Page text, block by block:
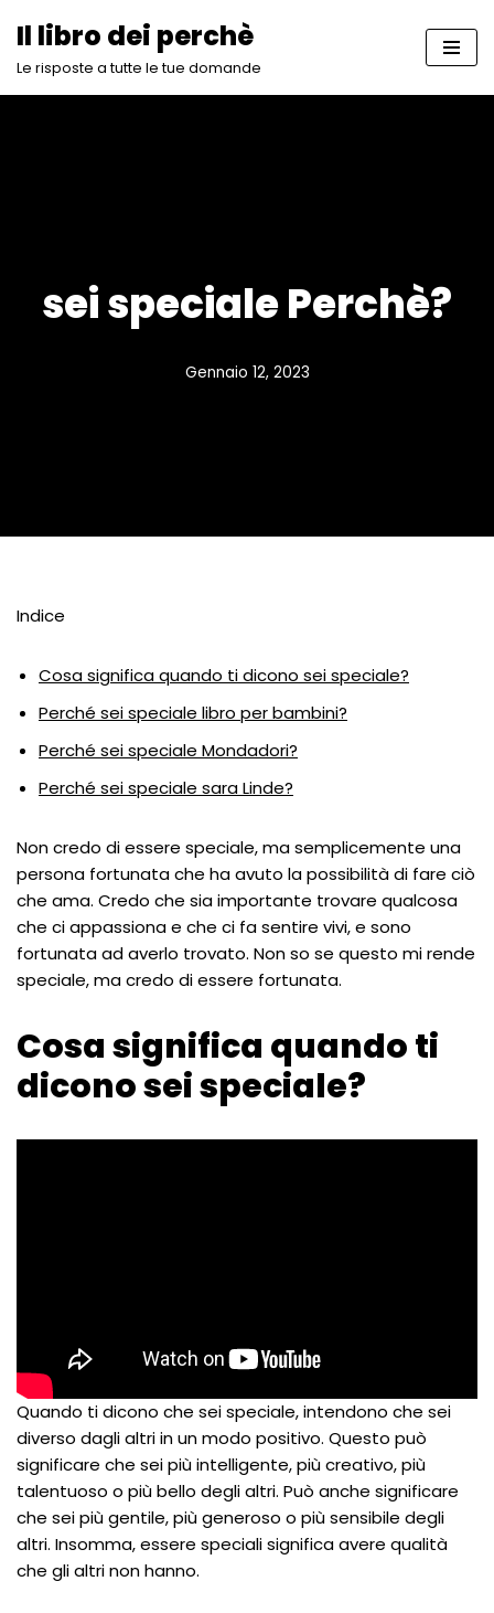
Vai
Il libro dei perchè
Le risposte a tutte le tue domande
sei speciale Perchè?
Gennaio 12, 2023
Indice
Cosa significa quando ti dicono sei speciale?
Perché sei speciale libro per bambini?
Perché sei speciale Mondadori?
Perché sei speciale sara Linde?
Non credo di essere speciale, ma semplicemente una
persona fortunata che ha avuto la possibilità di fare ciò
che ama. Credo che sia importante trovare qualcosa
che ci appassiona e che ci fa sentire vivi, e sono
fortunata ad averlo trovato. Non so se questo mi rende
speciale, ma credo di essere fortunata.
Cosa significa quando ti
dicono sei speciale?
Quando ti dicono che sei speciale, intendono che sei
diverso dagli altri in un modo positivo. Questo può
significare che sei più intelligente, più creativo, più
talentuoso o più bello degli altri. Può anche significare
che sei più gentile, più generoso o più sensibile degli
altri. Insomma, essere speciali significa avere qualità
che gli altri non hanno.